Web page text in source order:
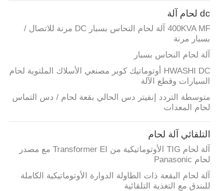
dc لحام آلة
400KVA MF آلة لحام النحاس بسبار DC مرنة للاتصال /
بسبار مرنة
آلة لحام النحاس بسبار
HWASHI DC أوتوماتيك كوبر مصنعي الأسلاك الملتوية لحام
السيارات وقطع الآلة
متوسطة التردد إنفيتر دس الحالي بقعة لحام / دس التماس
لحام المعدات
التلقائي آلة لحام
آلة لحام TIG الأوتوماتيكية من Transformer EI مع مصدر
لحام Panasonic
آلة لحام البقعة ذات الطاولة الدوارة الأوتوماتيكية الكاملة
للبندق مع التغذية التلقائية